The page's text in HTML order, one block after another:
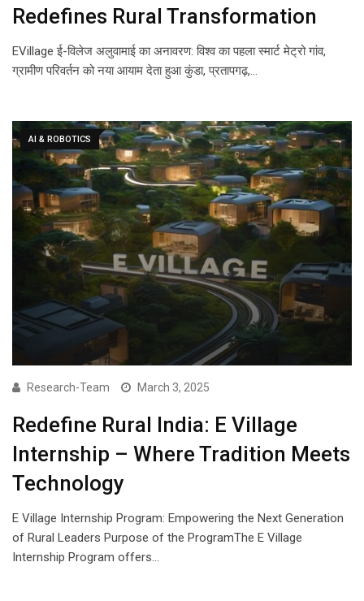
Redefines Rural Transformation
EVillage ई-विलेज अलुवामाई का अनावरण: विश्व का पहला स्मार्ट मेट्रो गांव,
ग्रामीण परिवर्तन को नया आयाम देता हुआ कुंडा, प्रतापगढ़,…
AI & ROBOTICS
Research-Team March 3, 2025
Redefine Rural India: E Village
Internship – Where Tradition Meets
Technology
E Village Internship Program: Empowering the Next Generation
of Rural Leaders Purpose of the ProgramThe E Village
Internship Program offers…